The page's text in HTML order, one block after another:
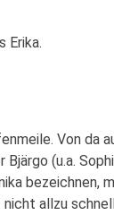
Erika.
Von da
(u.a.
bezeichnen,
allzu